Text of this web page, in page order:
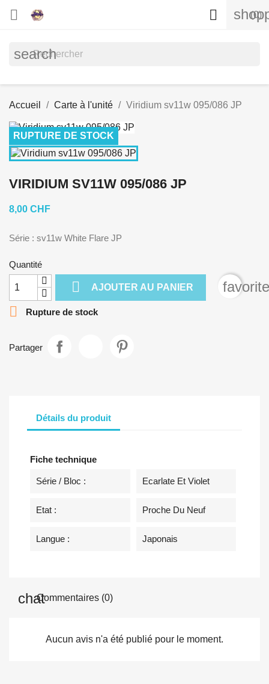
 (0)

search
Accueil Carte à l'unité Viridium sv11w 095/086 JP
RUPTURE DE STOCK
VIRIDIUM SV11W 095/086 JP
8,00 CHF
Série : sv11w White Flare JP
Quantité
 AJOUTER AU PANIER

Rupture de stock
Partager
Détails du produit
Fiche technique
Série / Bloc : Ecarlate Et Violet
Etat : Proche Du Neuf
Langue : Japonais
Commentaires (0)
Aucun avis n'a été publié pour le moment.